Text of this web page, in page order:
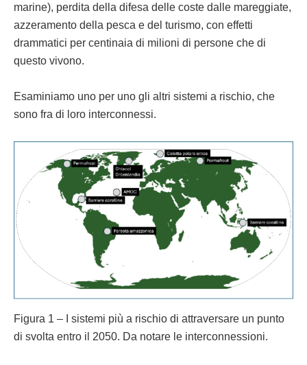
marine), perdita della difesa delle coste dalle mareggiate,
azzeramento della pesca e del turismo, con effetti
drammatici per centinaia di milioni di persone che di
questo vivono.
Esaminiamo uno per uno gli altri sistemi a rischio, che
sono fra di loro interconnessi.
Figura 1 – I sistemi più a rischio di attraversare un punto
di svolta entro il 2050. Da notare le interconnessioni.